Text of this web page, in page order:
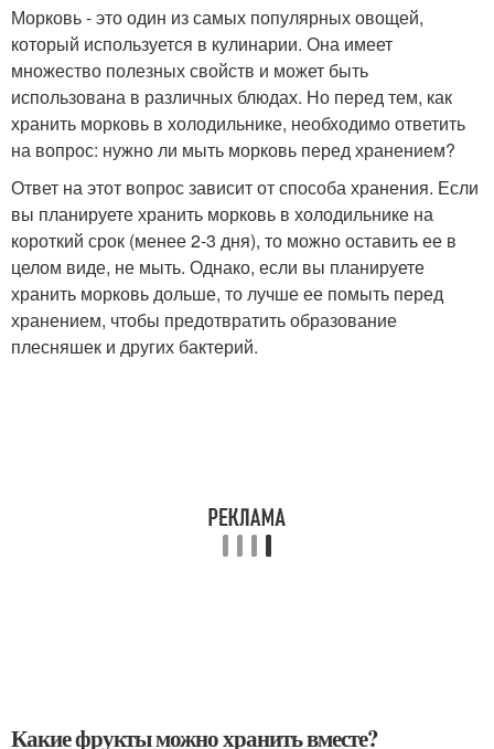
Морковь - это один из самых популярных овощей,
который используется в кулинарии. Она имеет
множество полезных свойств и может быть
использована в различных блюдах. Но перед тем, как
хранить морковь в холодильнике, необходимо ответить
на вопрос: нужно ли мыть морковь перед хранением?
Ответ на этот вопрос зависит от способа хранения. Если
вы планируете хранить морковь в холодильнике на
короткий срок (менее 2-3 дня), то можно оставить ее в
целом виде, не мыть. Однако, если вы планируете
хранить морковь дольше, то лучше ее помыть перед
хранением, чтобы предотвратить образование
плесняшек и других бактерий.
Какие фрукты можно хранить вместе?